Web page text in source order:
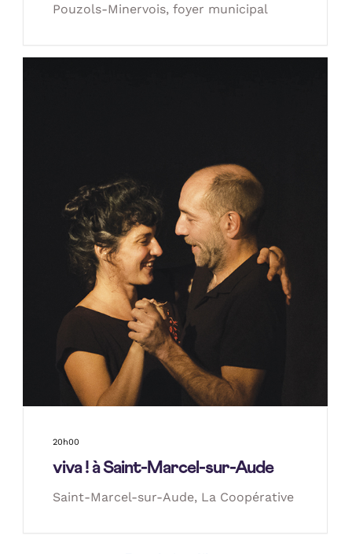
Pouzols-Minervois, foyer municipal
20h00
viva ! à Saint-Marcel-sur-Aude
Saint-Marcel-sur-Aude, La Coopérative